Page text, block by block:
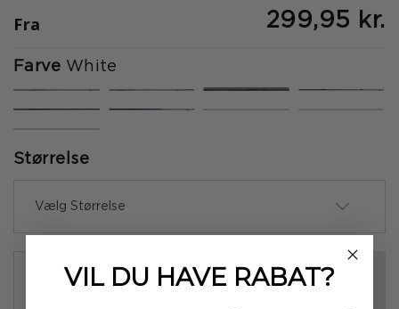
Fra 299,95 kr.
Farve White
valgte
Størrelse
Vælg Størrelse
+ VÆLG VARIANT
VIL DU HAVE RABAT?